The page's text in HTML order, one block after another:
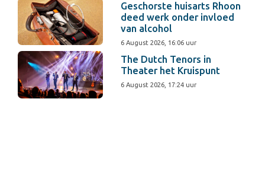
Geschorste huisarts Rhoon
deed werk onder invloed
van alcohol
6 August 2026, 16:06 uur
The Dutch Tenors in
Theater het Kruispunt
6 August 2026, 17:24 uur